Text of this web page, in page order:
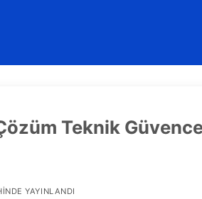
Teknik
YAYINLANDI